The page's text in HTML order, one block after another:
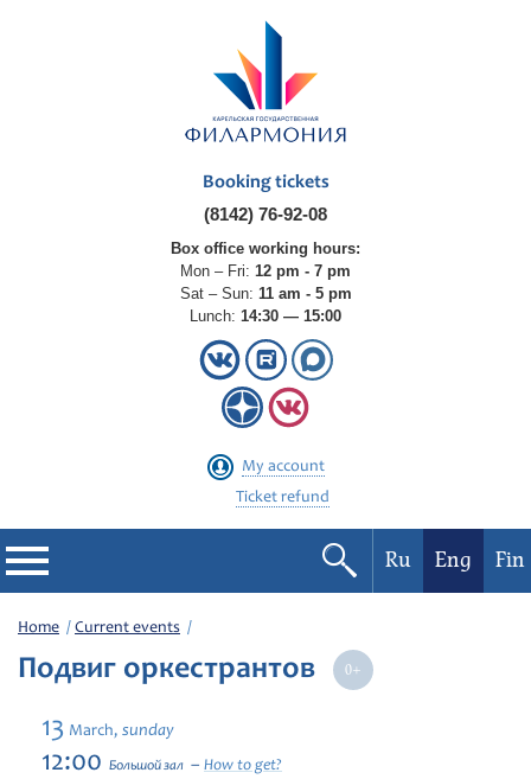
Booking tickets
(8142) 76-92-08
Box office working hours:
Mon – Fri: 12 pm - 7 pm
Sat – Sun: 11 am - 5 pm
Lunch: 14:30 — 15:00
My account
Ticket refund
Philharmonic
Current events
Festivals
Ru Eng Fin
Home Current events
Подвиг оркестрантов
13 March, sunday
12:00 Большой зал How to get?